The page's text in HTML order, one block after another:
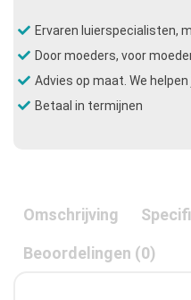
Ervaren luierspecialisten,
Door moeders, voor
Advies op maat. We
Betaal in termijnen
Omschrijving
Beoordelingen (0)